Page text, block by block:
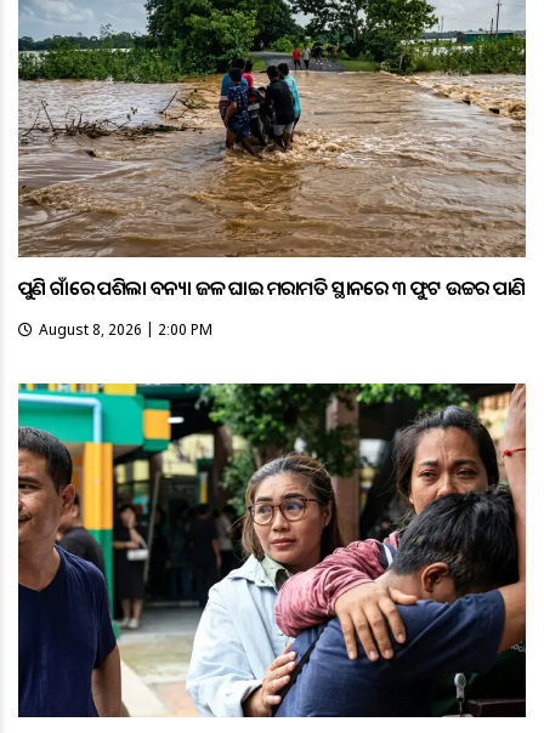
ପୁଣି ଗାଁରେ ପଶିଲା ବନ୍ୟା ଜଳ ଘାଇ ମରାମତି ସ୍ଥାନରେ ୩ ଫୁଟ ଉଚ୍ଚର ପାଣି
August 8, 2026 | 2:00 PM